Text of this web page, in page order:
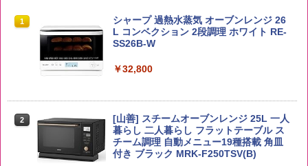
1 by Amazon 国産ブレンド米 精米 5kg
￥2,650
2
野沢農産 無洗米 青い流るる コシヒカリ
5kg 長野県産 令和7年産
￥3,325
1
ブラックニッカ ニッカ Nikka ウィスキ
ー4000ml ブラックニッカクリア ウヰス
キー 【日本 アサヒ ウィスキー】 大容量
角瓶 2700ml サントリー ウイスキー ハ
イボール 大容量
1
チキンラーメン どんぶり 85g×12個 日清
食品 インスタント カップ麺
| 業務用 夜食 カップラーメン ミニカップ
麺 小腹 インスタント アウトドアにも ロ
ーリングストック 大人買い おやつカン
パニー
1
シャープ 過熱水蒸気 オーブンレンジ 26
L コンベクション 2段調理 ホワイト RE-
SS26B-W
￥32,800
2
[山善] スチームオーブンレンジ 25L 一人
暮らし 二人暮らし フラットテーブル ス
チーム調理 自動メニュー19種搭載 角皿
付き ブラック MRK-F250TSV(B)